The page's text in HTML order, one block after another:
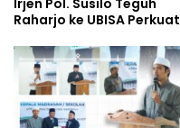
Irjen Pol. Susilo Teguh
Raharjo ke UBISA Perkuat
Studi Kepolisian